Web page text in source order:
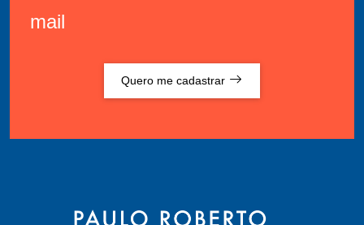
mail
Quero me cadastrar